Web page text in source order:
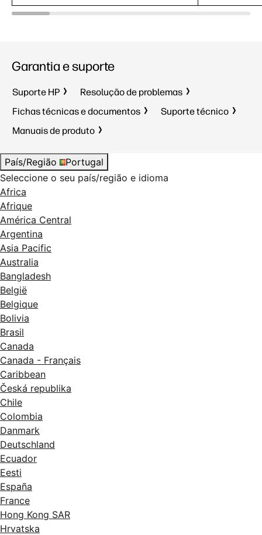
Garantia e suporte
Suporte HP
Resolução de problemas
Fichas técnicas e documentos
Suporte técnico
Manuais de produto
País/Região
Portugal
Seleccione o seu país/região e idioma
Africa
Afrique
América Central
Argentina
Asia Pacific
Australia
Bangladesh
België
Belgique
Bolivia
Brasil
Canada
Canada - Français
Caribbean
Česká republika
Chile
Colombia
Danmark
Deutschland
Ecuador
Eesti
España
France
Hong Kong SAR
Hrvatska